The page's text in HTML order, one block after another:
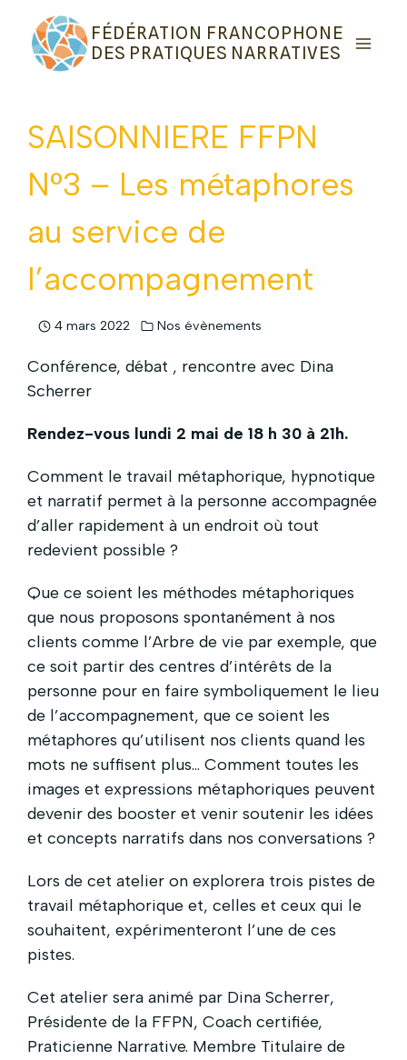
contenu
FÉDÉRATION FRANCOPHONE
DES PRATIQUES NARRATIVES
SAISONNIERE FFPN
N°3 – Les métaphores
au service de
l’accompagnement
4 mars 2022 Nos évènements
Conférence, débat , rencontre avec Dina
Scherrer
Rendez-vous lundi 2 mai de 18 h 30 à 21h.
Comment le travail métaphorique, hypnotique
et narratif permet à la personne accompagnée
d’aller rapidement à un endroit où tout
redevient possible ?
Que ce soient les méthodes métaphoriques
que nous proposons spontanément à nos
clients comme l’Arbre de vie par exemple, que
ce soit partir des centres d’intérêts de la
personne pour en faire symboliquement le lieu
de l’accompagnement, que ce soient les
métaphores qu’utilisent nos clients quand les
mots ne suffisent plus… Comment toutes les
images et expressions métaphoriques peuvent
devenir des booster et venir soutenir les idées
et concepts narratifs dans nos conversations ?
Lors de cet atelier on explorera trois pistes de
travail métaphorique et, celles et ceux qui le
souhaitent, expérimenteront l’une de ces
pistes.
Cet atelier sera animé par Dina Scherrer,
Présidente de la FFPN, Coach certifiée,
Praticienne Narrative. Membre Titulaire de